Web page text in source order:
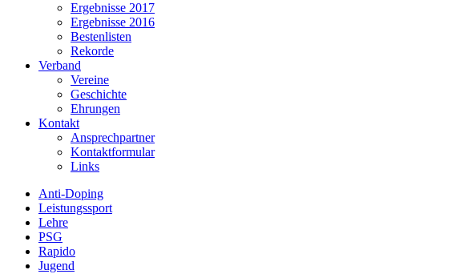
Ergebnisse 2017
Ergebnisse 2016
Bestenlisten
Rekorde
Verband
Vereine
Geschichte
Ehrungen
Kontakt
Ansprechpartner
Kontaktformular
Links
Anti-Doping
Leistungssport
Lehre
PSG
Rapido
Jugend